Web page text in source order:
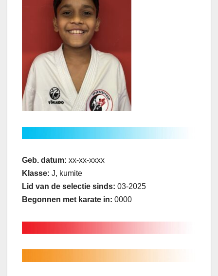
Geb. datum: xx-xx-xxxx
Klasse: J, kumite
Lid van de selectie sinds: 03-2025
Begonnen met karate in: 0000